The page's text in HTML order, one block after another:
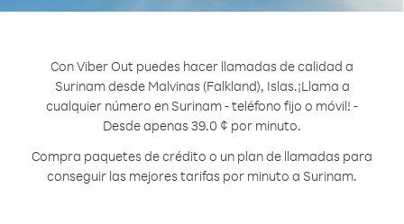
Con Viber Out puedes hacer llamadas de calidad a
Surinam desde Malvinas (Falkland), Islas.¡Llama a
cualquier número en Surinam - teléfono fijo o móvil! -
Desde apenas 39.0 ¢ por minuto.
Compra paquetes de crédito o un plan de llamadas para
conseguir las mejores tarifas por minuto a Surinam.